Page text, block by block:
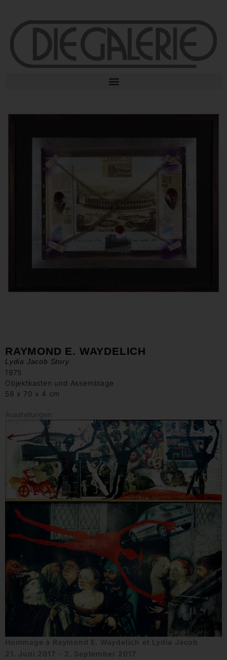
RAYMOND E. WAYDELICH
Lydia Jacob Story
1975
Objektkasten und Assemblage
58 x 70 x 4 cm
Ausstellungen
Hommage à Raymond E. Waydelich et Lydia Jacob
21. Juni 2017 - 2. September 2017